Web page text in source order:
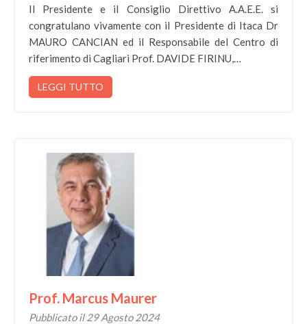
Il Presidente e il Consiglio Direttivo A.A.E.E. si
congratulano vivamente con il Presidente di Itaca Dr
MAURO CANCIAN ed il Responsabile del Centro di
riferimento di Cagliari Prof. DAVIDE FIRINU,…
LEGGI TUTTO
Prof. Marcus Maurer
Pubblicato il 29 Agosto 2024